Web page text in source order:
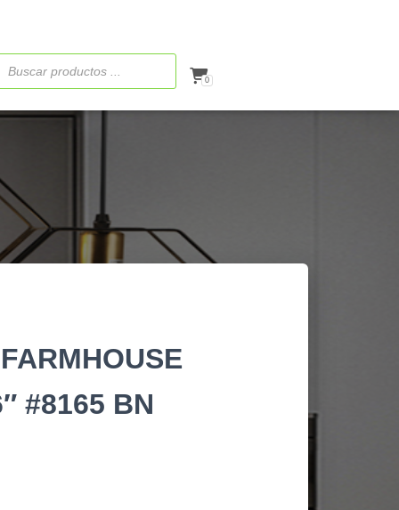
0
#8165 BN